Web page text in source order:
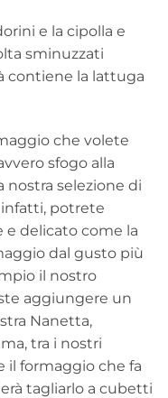
e la cipolla e
sminuzzati
contiene la lattuga
che volete
sfogo alla
nostra selezione di
potrete
e delicato come la
dal gusto più
il nostro
aggiungere un
Nanetta,
tra i nostri
il formaggio che fa
tagliarlo a cubetti